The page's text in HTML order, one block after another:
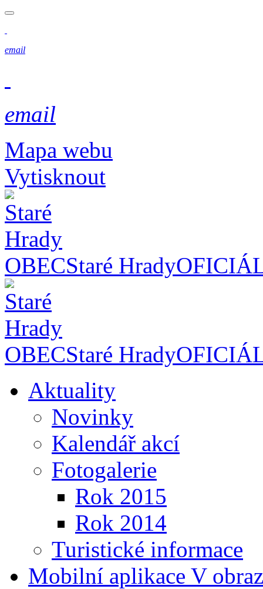
email
email
Mapa webu
Vytisknout
OBECStaré Hrady
OBECStaré Hrady
Aktuality
Novinky
Kalendář akcí
Fotogalerie
Rok 2015
Rok 2014
Turistické informace
Mobilní aplikace V